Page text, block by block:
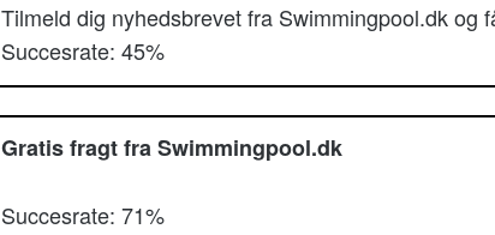
Tilmeld dig nyhedsbrevet fra Swimmingpool.dk og
Succesrate: 45%
Gratis fragt fra Swimmingpool.dk
Succesrate: 71%